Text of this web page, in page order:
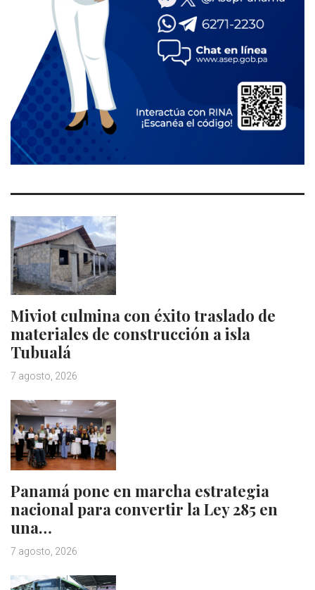
Miviot culmina con éxito traslado de
materiales de construcción a isla
Tubualá
7 agosto, 2026
Panamá pone en marcha estrategia
nacional para convertir la Ley 285 en
una…
7 agosto, 2026